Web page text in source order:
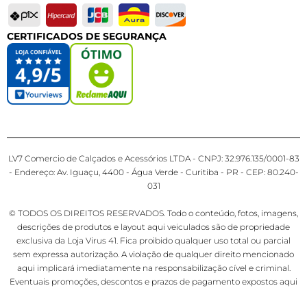
CERTIFICADOS DE SEGURANÇA
LV7 Comercio de Calçados e Acessórios LTDA - CNPJ: 32.976.135/0001-83
- Endereço: Av. Iguaçu, 4400 - Água Verde - Curitiba - PR - CEP: 80.240-
031
© TODOS OS DIREITOS RESERVADOS. Todo o conteúdo, fotos, imagens,
descrições de produtos e layout aqui veiculados são de propriedade
exclusiva da Loja Virus 41. Fica proibido qualquer uso total ou parcial
sem expressa autorização. A violação de qualquer direito mencionado
aqui implicará imediatamente na responsabilização cível e criminal.
Eventuais promoções, descontos e prazos de pagamento expostos aqui